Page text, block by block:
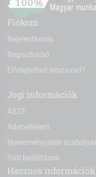
Fiókom
Bejelentkezés
Regisztráció
Elfelejtetted jelszavad?
Jogi információk
ÁSZF
Adatvételem
Nyereményjáték szabályai
Süti beállítások
Hasznos információk